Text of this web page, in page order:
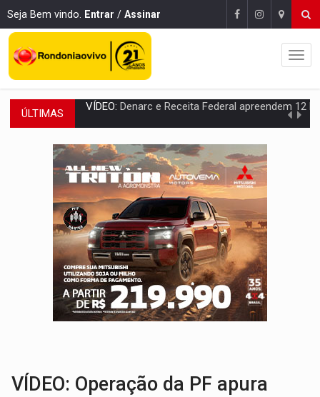
Seja Bem vindo. Entrar / Assinar
ÚLTIMAS OPERAÇÃO DA PC:Membros do CV são presos com armas e drogas após
ENTRADA GRATUITA:Espetáculo As Marias Somos Nós será
VÍDEO:Três são presos após furto de motocicleta em frente
CELEBRAÇÃO:Cerejeiras completa 43 anos de emancipação com
SAÚDE:Anvisa desmente boato sobre presença de plástico ou
VÍDEO:Pitbulls fogem de residência e atacam casal de idosos
AÇÃO CONJUNTA: Forças policiais apreendem cerca de 1kg de
PF ESTÁ APURANDO:Flávio Bolsonaro escolhe Alfredo Gaspar como vice, alvo de
VÍDEO: Operação da PF apura